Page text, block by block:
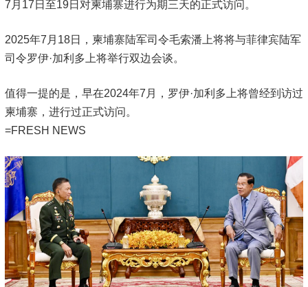
7月17日至19日对柬埔寨进行为期三天的正式访问。
2025年7月18日，柬埔寨陆军司令毛索潘上将将与菲律宾陆军
司令罗伊·加利多上将举行双边会谈。
值得一提的是，早在2024年7月，罗伊·加利多上将曾经到访过
柬埔寨，进行过正式访问。
=FRESH NEWS